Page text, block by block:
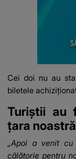
Cei doi nu au
biletele
Turiștii au
țara noastră
„Apoi a venit
călătorie pentru